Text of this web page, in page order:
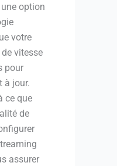
option
votre
vitesse
pour
à jour.
ce que
de
assurer